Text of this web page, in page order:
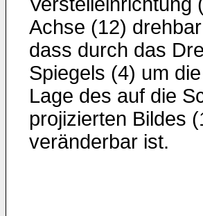
Achse (12)
dass durch das
Spiegels (4) um
Lage des auf die
projizierten Bildes
veränderbar ist.